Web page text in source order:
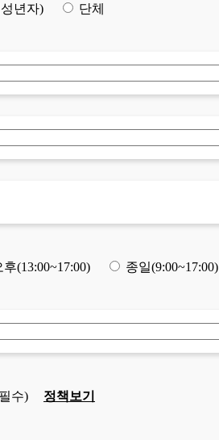
년자) 단체
후(13:00~17:00) 종일(9:00~17:00)
수) 정책보기